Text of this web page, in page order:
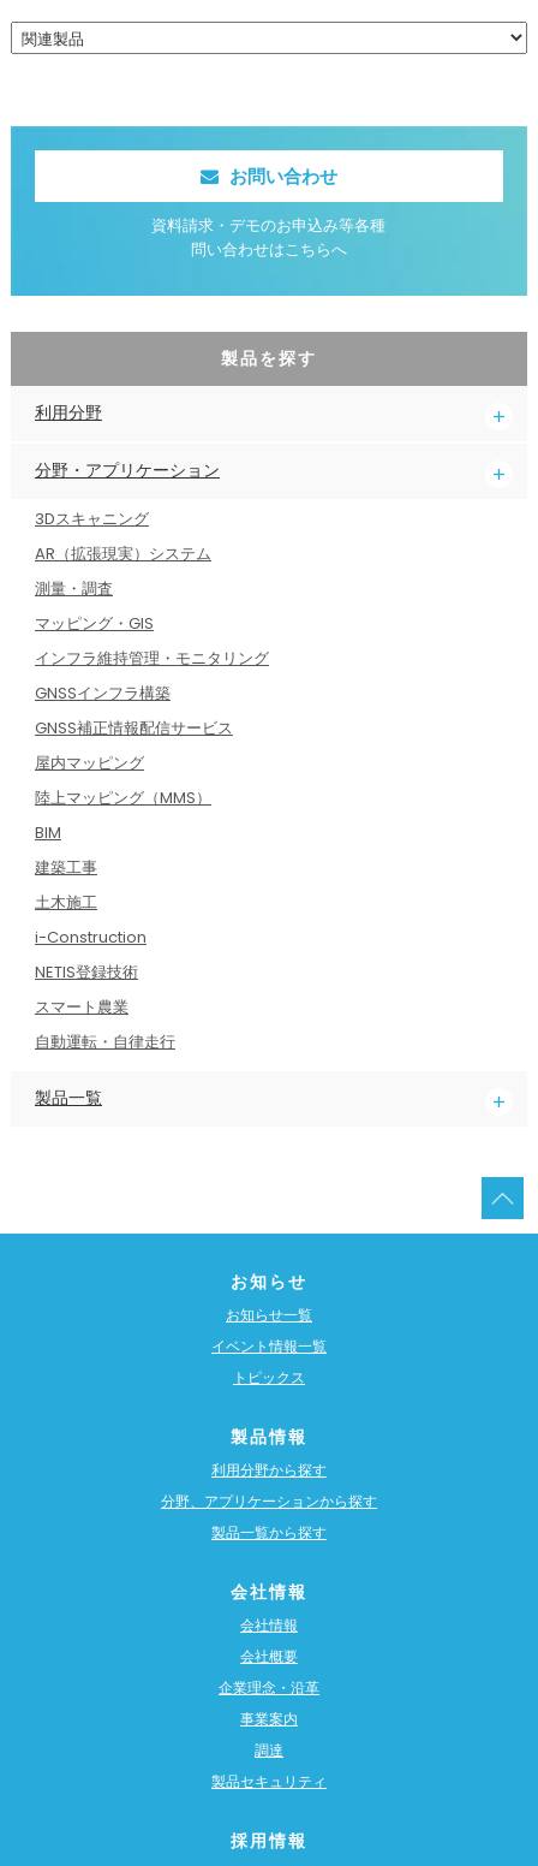
お問い合わせ
資料請求・デモのお申込み等各種
問い合わせはこちらへ
製品を探す
利用分野
分野・アプリケーション
3Dスキャニング
AR（拡張現実）システム
測量・調査
マッピング・GIS
インフラ維持管理・モニタリング
GNSSインフラ構築
GNSS補正情報配信サービス
屋内マッピング
陸上マッピング（MMS）
BIM
建築工事
土木施工
i-Construction
NETIS登録技術
スマート農業
自動運転・自律走行
製品一覧
お知らせ
お知らせ一覧
イベント情報一覧
トピックス
製品情報
利用分野から探す
分野、アプリケーションから探す
製品一覧から探す
会社情報
会社情報
会社概要
企業理念・沿革
事業案内
調達
製品セキュリティ
採用情報